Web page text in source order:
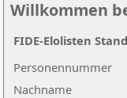
Willkommen
Nachname
Personennummer
FIDE-Elolisten Stand